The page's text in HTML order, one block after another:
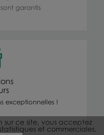
garantis
exceptionnelles !
ce site, vous acceptez
et commerciales.